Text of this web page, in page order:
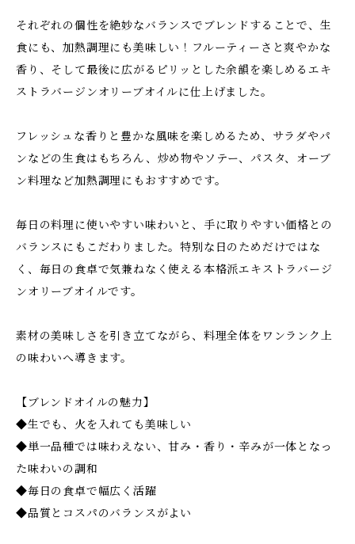
それぞれの個性を絶妙なバランスでブレンドすることで、生
食にも、加熱調理にも美味しい！フルーティーさと爽やかな
香り、そして最後に広がるピリッとした余韻を楽しめるエキ
ストラバージンオリーブオイルに仕上げました。
フレッシュな香りと豊かな風味を楽しめるため、サラダやパ
ンなどの生食はもちろん、炒め物やソテー、パスタ、オーブ
ン料理など加熱調理にもおすすめです。
毎日の料理に使いやすい味わいと、手に取りやすい価格との
バランスにもこだわりました。特別な日のためだけではな
く、毎日の食卓で気兼ねなく使える本格派エキストラバージ
ンオリーブオイルです。
素材の美味しさを引き立てながら、料理全体をワンランク上
の味わいへ導きます。
【ブレンドオイルの魅力】
◆生でも、火を入れても美味しい
◆単一品種では味わえない、甘み・香り・辛みが一体となっ
た味わいの調和
◆毎日の食卓で幅広く活躍
◆品質とコスパのバランスがよい